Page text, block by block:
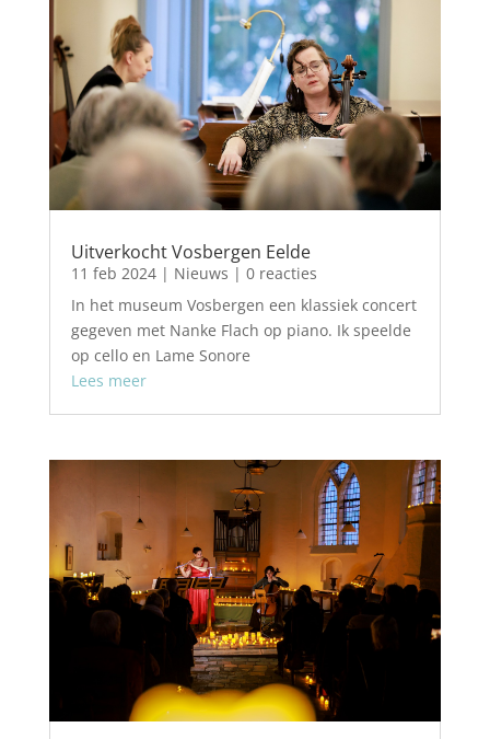
Uitverkocht Vosbergen Eelde
11 feb 2024| Nieuws | 0 reacties
In het museum Vosbergen een klassiek concert
gegeven met Nanke Flach op piano. Ik speelde
op cello en Lame Sonore
Lees meer